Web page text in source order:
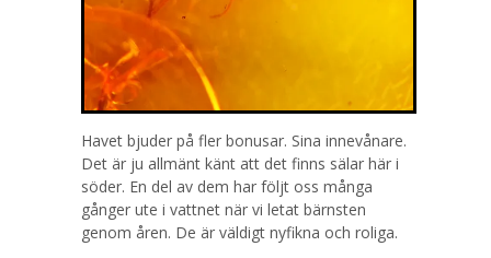
Havet bjuder på fler bonusar. Sina innevånare.
Det är ju allmänt känt att det finns sälar här i
söder. En del av dem har följt oss många
gånger ute i vattnet när vi letat bärnsten
genom åren. De är väldigt nyfikna och roliga.